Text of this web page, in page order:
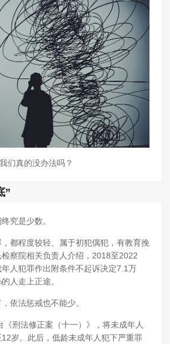
们真的没办法吗？
”
究是少数。
都程度较轻、属于初犯偶犯，有教育挽
察院相关负责人介绍，2018至2022
人犯罪作出附条件不起诉决定7.1万
人走上正途。
依法惩戒也不能少。
《刑法修正案（十一）》，将未成年人
岁。此后，低龄未成年人犯下严重罪